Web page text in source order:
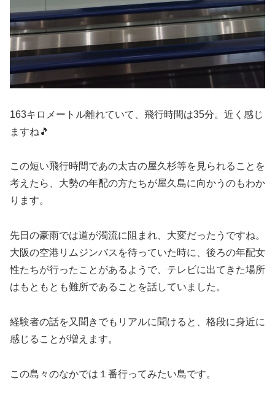
163キロメートル離れていて、飛行時間は35分。近く感じ
ますね🎵
この短い飛行時間であの太古の屋久杉等を見られることを
考えたら、大勢の年配の方たちが屋久島に向かうのもわか
ります。
先日の豪雨では道が濁流に阻まれ、大変だったうですね。
大阪の空港リムジンバスを待っていた時に、後ろの年配女
性たちが行ったことがあるようで、テレビに出てきた場所
はもともとも難所であることを話していました。
経験者の話を又聞きでもリアルに聞けると、格段に身近に
感じることが増えます。
この島々のなかでは１番行ってみたい島です。